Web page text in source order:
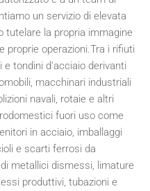
un servizio di elevata
tutelare la propria immagine
proprie operazioni.Tra i rifiuti
tondini d'acciaio derivanti
macchinari industriali
navali, rotaie e altri
fuori uso come
in acciaio, imballaggi
e scarti ferrosi da
metallici dismessi, limature
produttivi, tubazioni e